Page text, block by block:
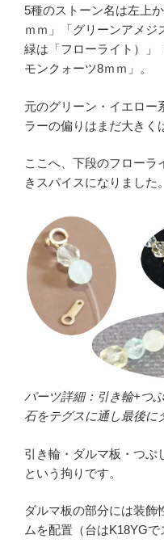
5種のストーン名は左上
ｍｍ」「グリーンアメジ
緑は「フローライト）」
モンクォーツ8ｍｍ」。
元のグリーン・イエロー
ラーの偏りはまだ大きく
ここへ、下段のフローラ
きスパイスになりました。
パーツ詳細：引き輪+つ
石をテグスに通し最後に
引き輪・ダルマ板・つぶ
という拘りです。
ダルマ板の部分には装飾
ムを配置（台はK18YGで